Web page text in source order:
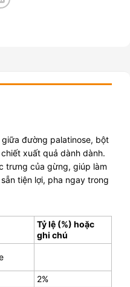
đường palatinose, bột
xuất quả dành dành.
trưng của gừng, giúp làm
tiện lợi, pha ngay trong
Tỷ lệ (%) hoặc
ghi chú
2%